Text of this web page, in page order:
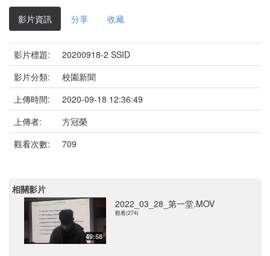
影片資訊 分享 收藏
影片標題:
20200918-2 SSID
影片分類:
校園新聞
上傳時間:
2020-09-18 12:36:49
上傳者:
方冠榮
觀看次數:
709
相關影片
49:58
2022_03_28_第一堂.MOV
觀看(274)